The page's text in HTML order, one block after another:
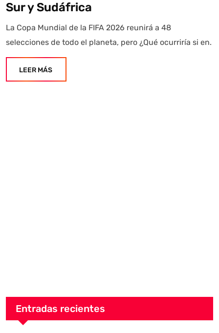
Sur y Sudáfrica
La Copa Mundial de la FIFA 2026 reunirá a 48
selecciones de todo el planeta, pero ¿Qué ocurriría si en.
LEER MÁS
Entradas recientes